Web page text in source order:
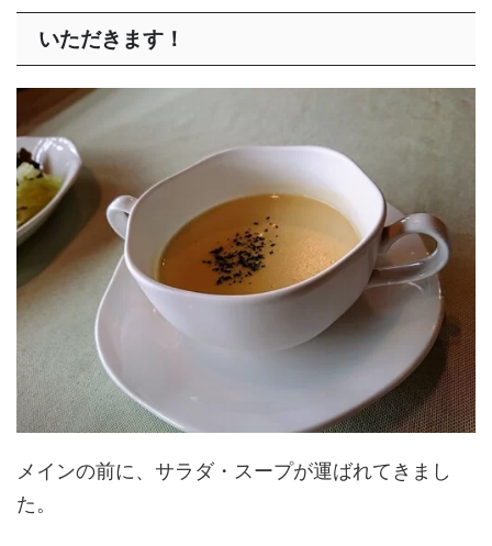
いただきます！
メインの前に、サラダ・スープが運ばれてきまし
た。